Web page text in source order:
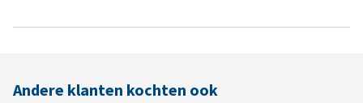
Andere klanten kochten ook